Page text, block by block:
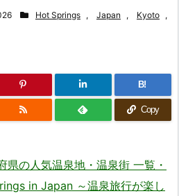
Hot Springs , Japan , Kyoto ,
B!
Copy
県の人気温泉地・温泉街 一覧・
in Japan ～温泉旅行が楽し